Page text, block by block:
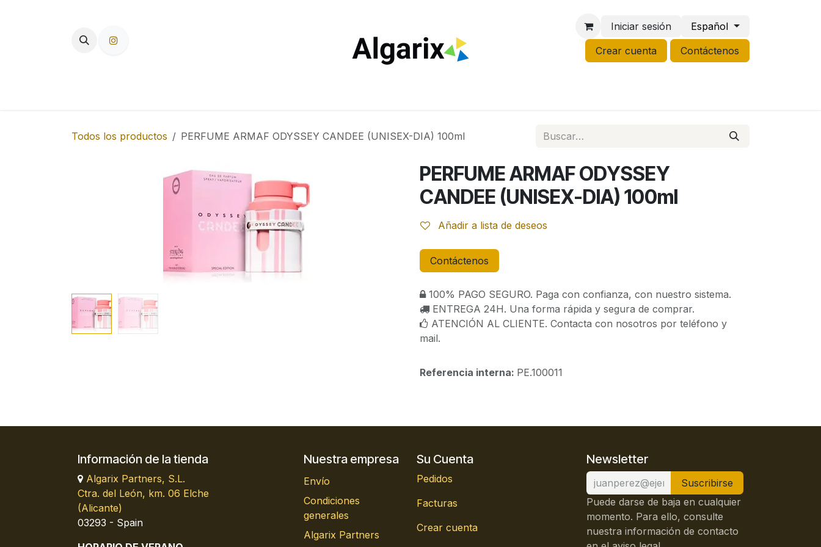
Iniciar sesión
Español
Crear cuenta
Contáctenos
Todos los productos PERFUME ARMAF ODYSSEY CANDEE (UNISEX-DIA) 100ml
PERFUME ARMAF ODYSSEY
CANDEE (UNISEX-DIA) 100ml
Añadir a lista de deseos
Contáctenos
100% PAGO SEGURO. Paga con confianza, con nuestro sistema.
ENTREGA 24H. Una forma rápida y segura de comprar.
ATENCIÓN AL CLIENTE. Contacta con nosotros por teléfono y
mail.
Referencia interna: PE.100011
Información de la tienda
Algarix Partners, S.L.
Ctra. del León, km. 06 Elche
(Alicante)
03293 - Spain
Newsletter
Suscribirse
Puede darse de baja en cualquier
momento. Para ello, consulte
nuestra información de contacto
Nuestra empresa
Envío
Condiciones
generales
Algarix Partners
Su Cuenta
Pedidos
Facturas
Crear cuenta